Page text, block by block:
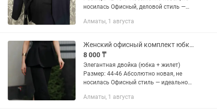
носилась Офисный, деловой стиль —
Юбка: длина 78 см, талия 66-80 см
Алматы, 1 августа
Женский офисный комплект юбка и жилет
8 000 ₸
Элегантная двойка (юбка + жилет)
Размер: 44-46 Абсолютно новая, не
носилась Офисный стиль — идеально
см, талия 70 см, бедра 93 см, с
Алматы, 1 августа